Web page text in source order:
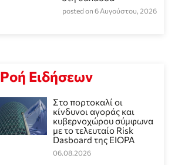
posted on 6 Αυγούστου, 2026
Ροή Ειδήσεων
Στο πορτοκαλί οι
κίνδυνοι αγοράς και
κυβερνοχώρου σύμφωνα
με το τελευταίο Risk
Dasboard της EIOPA
06.08.2026